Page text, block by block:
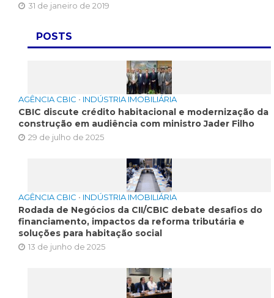
31 de janeiro de 2019
POSTS
AGÊNCIA CBIC • INDÚSTRIA IMOBILIÁRIA
CBIC discute crédito habitacional e modernização da
construção em audiência com ministro Jader Filho
29 de julho de 2025
AGÊNCIA CBIC • INDÚSTRIA IMOBILIÁRIA
Rodada de Negócios da CII/CBIC debate desafios do
financiamento, impactos da reforma tributária e
soluções para habitação social
13 de junho de 2025